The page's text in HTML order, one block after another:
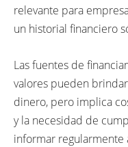
relevante para
un historial financiero
Las fuentes de
valores pueden
dinero, pero implica
y la necesidad de
informar regularmente